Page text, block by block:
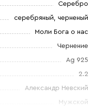
Серебро
серебряный, черненый
Моли Бога о нас
Чернение
Ag 925
2.2
Александр Невский
Мужской